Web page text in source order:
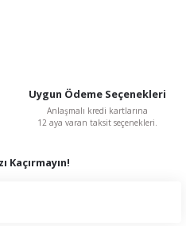
Uygun Ödeme Seçenekleri
Anlaşmalı kredi kartlarına
12 aya varan taksit seçenekleri.
Kaçırmayın!